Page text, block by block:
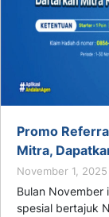
Promo
Mitra,
November 1, 2025
Bulan November
spesial bertajuk